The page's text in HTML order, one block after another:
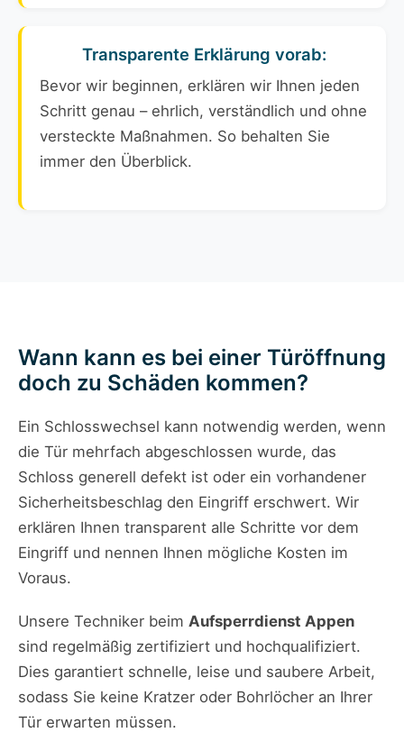
Transparente Erklärung vorab:
Bevor wir beginnen, erklären wir Ihnen jeden
Schritt genau – ehrlich, verständlich und ohne
versteckte Maßnahmen. So behalten Sie
immer den Überblick.
Wann kann es bei einer Türöffnung
doch zu Schäden kommen?
Ein Schlosswechsel kann notwendig werden, wenn
die Tür mehrfach abgeschlossen wurde, das
Schloss generell defekt ist oder ein vorhandener
Sicherheitsbeschlag den Eingriff erschwert. Wir
erklären Ihnen transparent alle Schritte vor dem
Eingriff und nennen Ihnen mögliche Kosten im
Voraus.
Unsere Techniker beim Aufsperrdienst Appen
sind regelmäßig zertifiziert und hochqualifiziert.
Dies garantiert schnelle, leise und saubere Arbeit,
sodass Sie keine Kratzer oder Bohrlöcher an Ihrer
Tür erwarten müssen.